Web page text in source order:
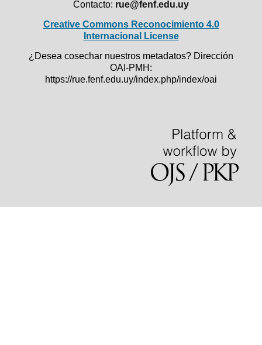
Contacto: rue@fenf.edu.uy
Creative Commons Reconocimiento 4.0
Internacional License
¿Desea cosechar nuestros metadatos? Dirección
OAI-PMH:
https://rue.fenf.edu.uy/index.php/index/oai